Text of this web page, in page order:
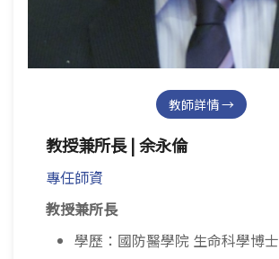
教師詳情 →
教授兼所長 | 余永倫
專任師資
教授兼所長
學歷：國防醫學院 生命科學博士